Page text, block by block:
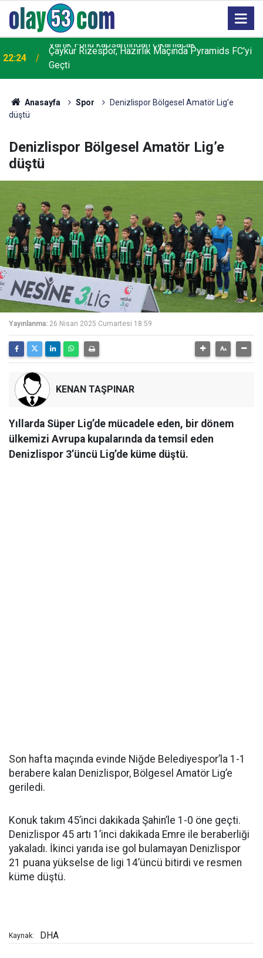
22:24
Çaykur Rizespor, Hazırlık Maçında Pyramids FC'yi
Geçti
Anasayfa Spor
Denizlispor Bölgesel Amatör Lig’e
düştü
Denizlispor Bölgesel Amatör Lig’e
düştü
Yayınlanma: 26 Nisan 2025 Cumartesi 18:59
KENAN TAŞPINAR
Yıllarda Süper Lig’de mücadele eden, bir dönem
ülkemizi Avrupa kupalarında da temsil eden
Denizlispor 3’üncü Lig’de küme düştü.
Son hafta maçında evinde Niğde Belediyespor’la 1-1
berabere kalan Denizlispor, Bölgesel Amatör Lig’e
geriledi.
Konuk takım 45’inci dakikada Şahin’le 1-0 öne geçti.
Denizlispor 45 artı 1’inci dakikada Emre ile beraberliği
yakaladı. İkinci yarıda ise gol bulamayan Denizlispor
21 puana yükselse de ligi 14’üncü bitirdi ve resmen
küme düştü.
Kaynak: DHA